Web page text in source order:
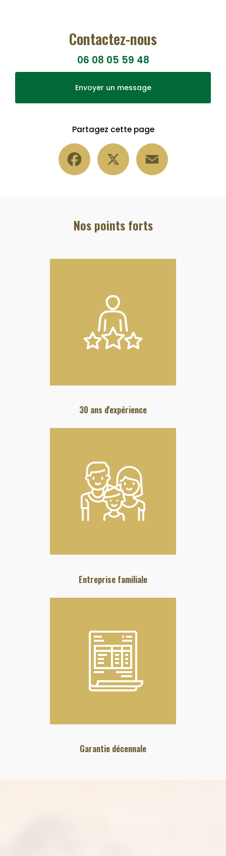
Contactez-nous
06 08 05 59 48
Envoyer un message
Partagez cette page
Facebook
Nos points forts
30 ans d'expérience
Entreprise familiale
Garantie décennale